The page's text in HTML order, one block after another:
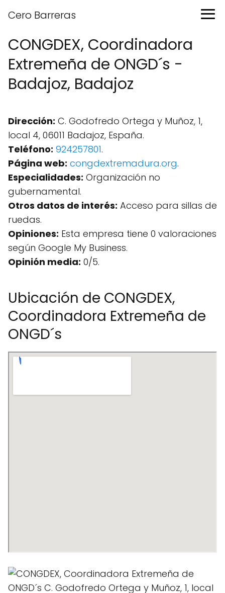
Cero Barreras
CONGDEX, Coordinadora
Extremeña de ONGD´s -
Badajoz, Badajoz
Dirección: C. Godofredo Ortega y Muñoz, 1,
local 4, 06011 Badajoz, España.
Teléfono: 924257801.
Página web: congdextremadura.org.
Especialidades: Organización no
gubernamental.
Otros datos de interés: Acceso para sillas de
ruedas.
Opiniones: Esta empresa tiene 0 valoraciones
según Google My Business.
Opinión media: 0/5.
Ubicación de CONGDEX,
Coordinadora Extremeña de
ONGD´s